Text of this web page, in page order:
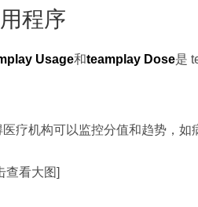
程序
Usage和teamplay Dose是
医疗机构可以监控分值和趋势，如
查看大图]